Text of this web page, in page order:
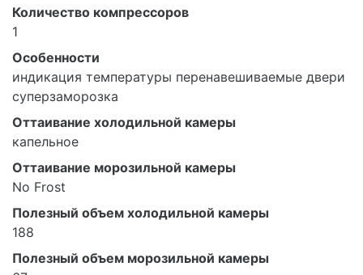
Количество компрессоров
1
Особенности
индикация температуры перенавешиваемые двери
суперзаморозка
Оттаивание холодильной камеры
капельное
Оттаивание морозильной камеры
No Frost
Полезный объем холодильной камеры
188
Полезный объем морозильной камеры